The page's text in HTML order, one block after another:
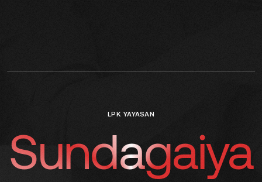
LPK YAYASAN
Sundagaiya